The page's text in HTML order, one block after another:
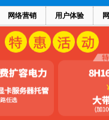
网络营销 用户体验